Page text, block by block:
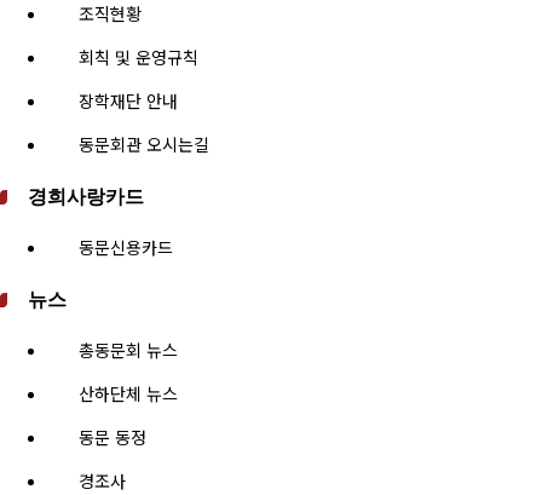
조직현황
회칙 및 운영규칙
장학재단 안내
동문회관 오시는길
경희사랑카드
동문신용카드
뉴스
총동문회 뉴스
산하단체 뉴스
동문 동정
경조사